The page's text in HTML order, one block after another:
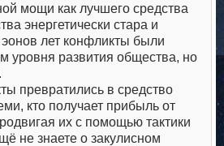
мощи как лучшего средства
энергетически стара и
лет конфликты были
уровня развития общества, но
превратились в средство
кто получает прибыль от
их с помощью тактики
не знаете о закулисном